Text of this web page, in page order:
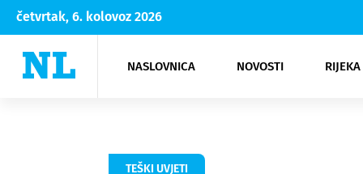
četvrtak, 6. kolovoz 2026
NASLOVNICA NOVOSTI
Rijeka Opatija
NK
Moda
Kultura
TEŠKI UVJETI